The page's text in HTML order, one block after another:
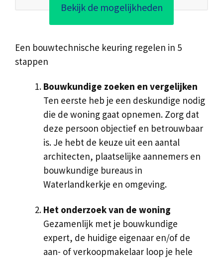
Bekijk de mogelijkheden
Een bouwtechnische keuring regelen in 5
stappen
Bouwkundige zoeken en vergelijken
Ten eerste heb je een deskundige nodig
die de woning gaat opnemen. Zorg dat
deze persoon objectief en betrouwbaar
is. Je hebt de keuze uit een aantal
architecten, plaatselijke aannemers en
bouwkundige bureaus in
Waterlandkerkje en omgeving.
Het onderzoek van de woning
Gezamenlijk met je bouwkundige
expert, de huidige eigenaar en/of de
aan- of verkoopmakelaar loop je hele